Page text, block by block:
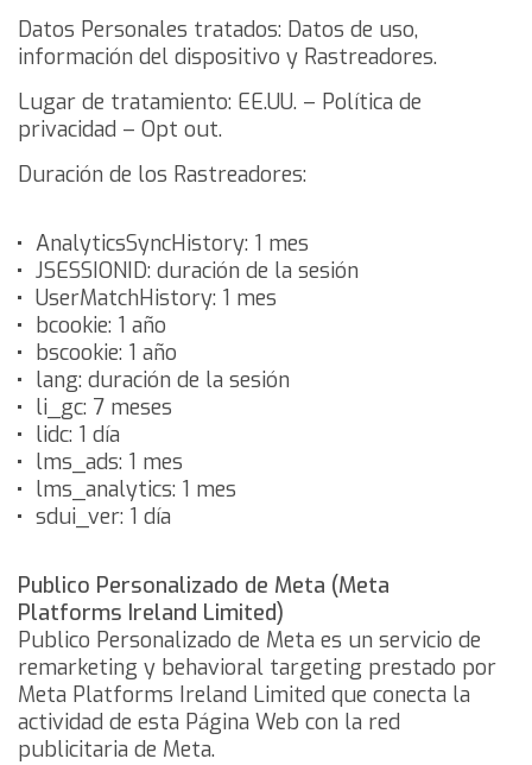
Datos Personales tratados: Datos de uso,
información del dispositivo y Rastreadores.
Lugar de tratamiento: EE.UU. – Política de
privacidad – Opt out.
Duración de los Rastreadores:
AnalyticsSyncHistory: 1 mes
JSESSIONID: duración de la sesión
UserMatchHistory: 1 mes
bcookie: 1 año
bscookie: 1 año
lang: duración de la sesión
li_gc: 7 meses
lidc: 1 día
lms_ads: 1 mes
lms_analytics: 1 mes
sdui_ver: 1 día
Publico Personalizado de Meta (Meta
Platforms Ireland Limited)
Publico Personalizado de Meta es un servicio de
remarketing y behavioral targeting prestado por
Meta Platforms Ireland Limited que conecta la
actividad de esta Página Web con la red
publicitaria de Meta.